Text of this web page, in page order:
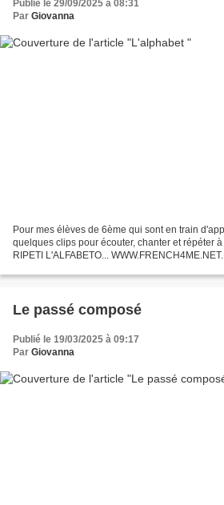
Publié le 29/09/2025 à 08:31
Par Giovanna
Pour mes élèves de 6ème qui sont en train d'apprendre l'alphabet, voici
quelques clips pour écouter, chanter et répéter à
RIPETI L'ALFABETO...
Le passé composé
Publié le 19/03/2025 à 09:17
Par Giovanna